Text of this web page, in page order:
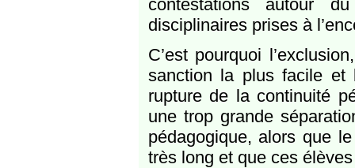
contestations autour
disciplinaires prises à
C’est pourquoi
sanction la plus facile et
rupture de la continuité
une trop grande
pédagogique, alors que
très long et que ces